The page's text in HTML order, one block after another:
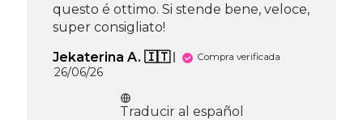
questo é ottimo. Si stende bene, veloce,
super consigliato!
Jekaterina A. 🇮🇹
Compra verificada
Fecha
publicación
26/06/26
Traducir al español